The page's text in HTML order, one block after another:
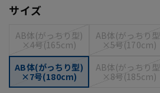
サイズ
AB体(がっちり型)
×4号(165cm)
AB体(がっちり
×5号(170cm)
AB体(がっちり型)
×7号(180cm)
AB体(がっちり
×8号(185cm)